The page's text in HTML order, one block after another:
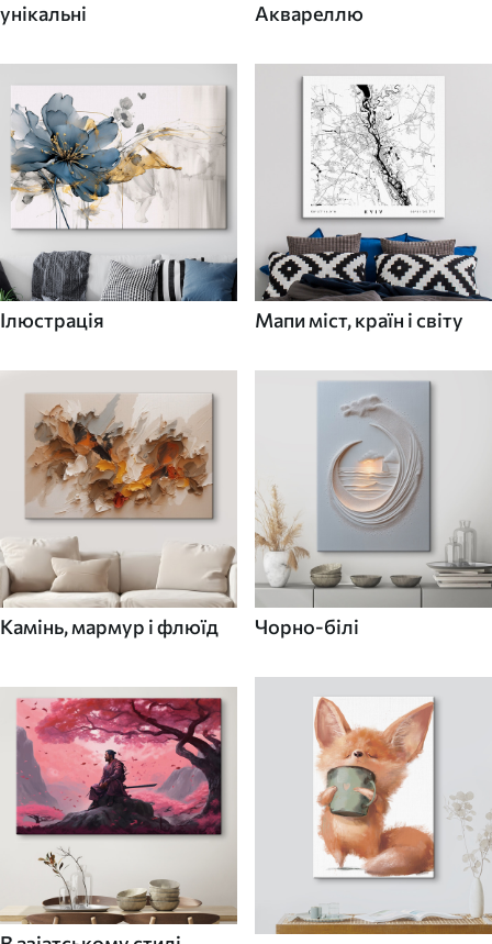
унікальні Аквареллю
Ілюстрація Мапи міст, країн і світу
Камінь, мармур і флюїд Чорно-білі